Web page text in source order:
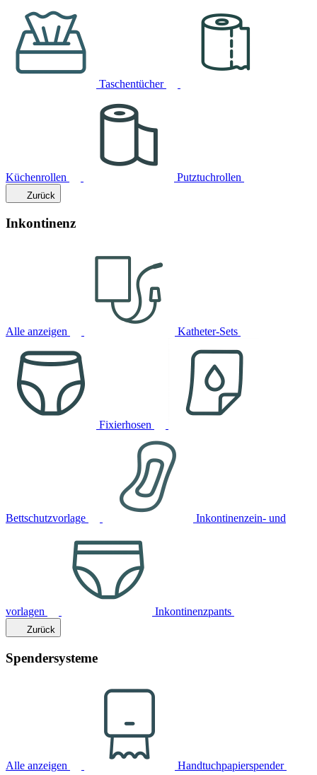
Taschentücher
Küchenrollen Putztuchrollen
Zurück
Inkontinenz
Alle anzeigen Katheter-Sets
Fixierhosen
Bettschutzvorlage Inkontinenzein- und
vorlagen Inkontinenzpants
Zurück
Spendersysteme
Alle anzeigen Handtuchpapierspender